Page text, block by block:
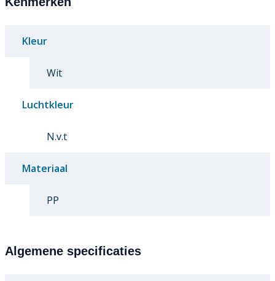
Kleur
Wit
Luchtkleur
N.v.t
Materiaal
PP
Algemene specificaties